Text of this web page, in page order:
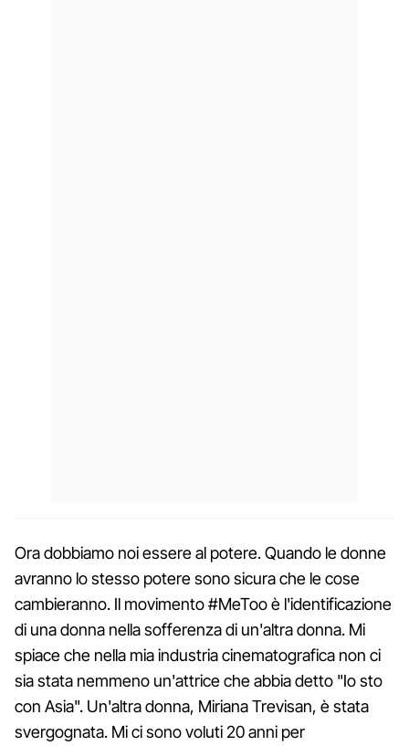
Ora dobbiamo noi essere al potere. Quando le donne
avranno lo stesso potere sono sicura che le cose
cambieranno. Il movimento #MeToo è l'identificazione
di una donna nella sofferenza di un'altra donna. Mi
spiace che nella mia industria cinematografica non ci
sia stata nemmeno un'attrice che abbia detto "Io sto
con Asia". Un'altra donna, Miriana Trevisan, è stata
svergognata. Mi ci sono voluti 20 anni per